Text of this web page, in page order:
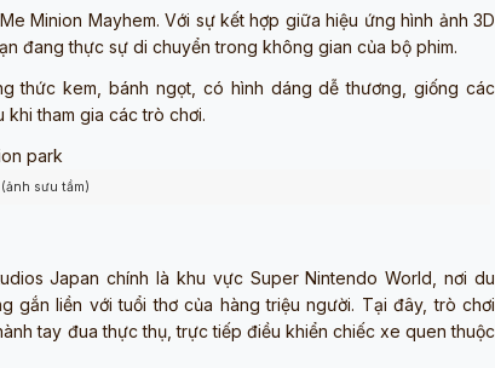
Minion Mayhem. Với sự kết hợp giữa hiệu ứng hình ảnh 3D
đang thực sự di chuyển trong không gian của bộ phim.
thức kem, bánh ngọt, có hình dáng dễ thương, giống các
tham gia các trò chơi.
sưu tầm)
Japan chính là khu vực Super Nintendo World, nơi du
gắn liền với tuổi thơ của hàng triệu người. Tại đây, trò chơi
tay đua thực thụ, trực tiếp điều khiển chiếc xe quen thuộc